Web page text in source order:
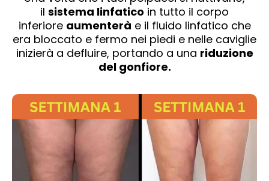
il sistema linfatico in tutto il corpo
inferiore aumenterà e il fluido linfatico che
era bloccato e fermo nei piedi e nelle caviglie
inizierà a defluire, portando a una riduzione
del gonfiore.